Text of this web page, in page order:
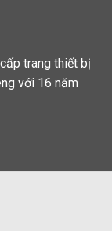
trang thiết bị
với 16 năm